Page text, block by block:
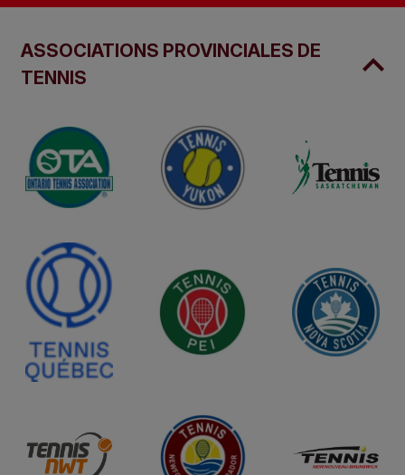
ASSOCIATIONS PROVINCIALES DE
TENNIS